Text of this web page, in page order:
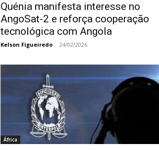
Quénia manifesta interesse no
AngoSat-2 e reforça cooperação
tecnológica com Angola
Kelson Figueiredo - 24/02/2026
África